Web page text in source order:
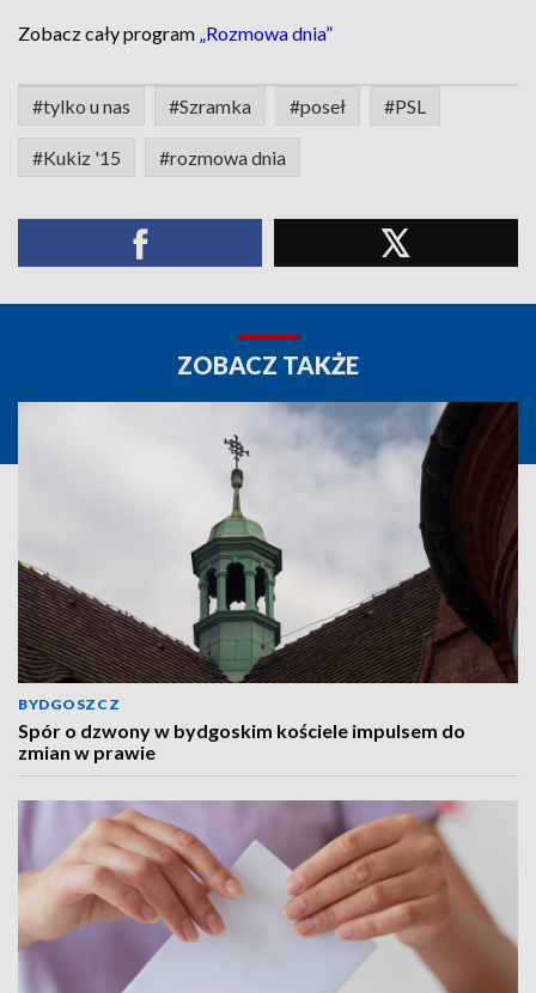
Zobacz cały program „Rozmowa dnia”
#tylko u nas #Szramka #poseł #PSL
#Kukiz '15 #rozmowa dnia
ZOBACZ TAKŻE
BYDGOSZCZ
Spór o dzwony w bydgoskim kościele impulsem do
zmian w prawie